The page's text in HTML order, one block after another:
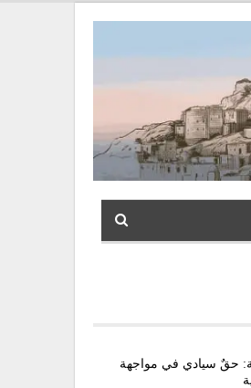
حقٌ سيادي في مواجهة